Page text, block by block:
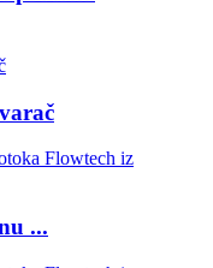
...